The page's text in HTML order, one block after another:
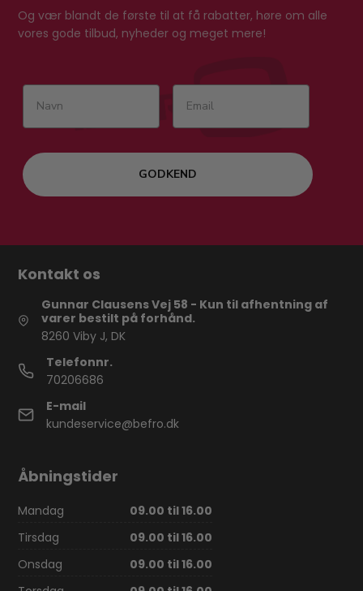
Og vær blandt de første til at få rabatter, høre om alle
vores gode tilbud, nyheder og meget mere!
GODKEND
Kontakt os
Gunnar Clausens Vej 58 - Kun til afhentning af
varer bestilt på forhånd.
8260 Viby J, DK
Telefonnr.
70206686
E-mail
kundeservice@befro.dk
Åbningstider
Mandag
09.00 til 16.00
Tirsdag
09.00 til 16.00
Onsdag
09.00 til 16.00